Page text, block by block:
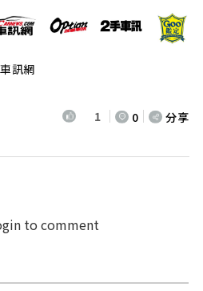
訊網
1 0 分享
to comment